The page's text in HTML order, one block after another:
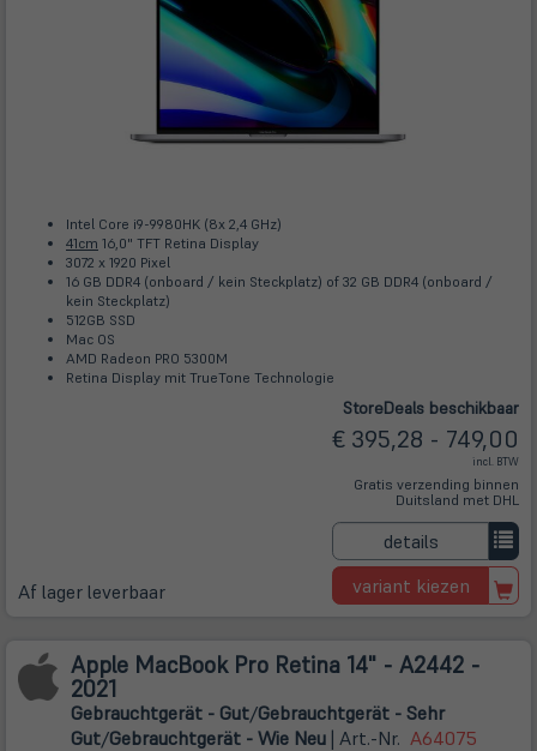
Intel Core i9-9980HK (8x 2,4 GHz)
41cm 16,0" TFT Retina Display
3072 x 1920 Pixel
16 GB DDR4 (onboard / kein Steckplatz) of 32 GB DDR4 (onboard /
kein Steckplatz)
512GB SSD
Mac OS
AMD Radeon PRO 5300M
Retina Display mit TrueTone Technologie
Af lager leverbaar
StoreDeals beschikbaar
€ 395,28 - 749,00
incl. BTW
Gratis verzending binnen
Duitsland met DHL
details
variant kiezen
Apple MacBook Pro Retina 14" - A2442 -
2021
Gebrauchtgerät - Gut/Gebrauchtgerät - Sehr
Gut/Gebrauchtgerät - Wie Neu| Art.-Nr. A64075